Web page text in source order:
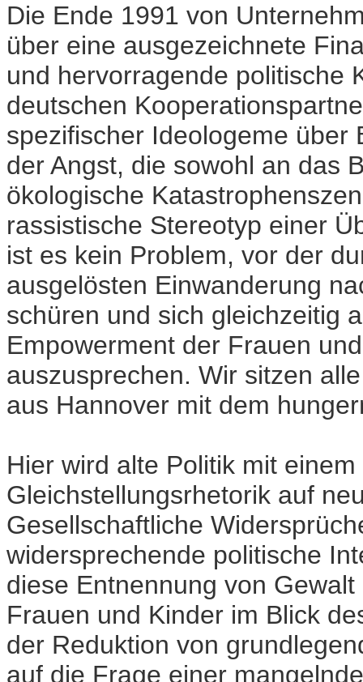
Die Ende 1991 von
über eine ausgezeichnete
und hervorragende politische
deutschen
spezifischer Ideologeme über
der Angst, die sowohl an das
ökologische
rassistische Stereotyp einer
ist es kein Problem, vor der
ausgelösten Einwanderung
schüren und sich gleichzeitig
Empowerment der Frauen
auszusprechen. Wir sitzen
aus Hannover mit dem
Hier wird alte Politik mit
Gleichstellungsrhetorik auf
Gesellschaftliche
widersprechende politische
diese Entnennung von
Frauen und Kinder im Blick
der Reduktion von
auf die Frage einer